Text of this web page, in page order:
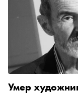
Умер